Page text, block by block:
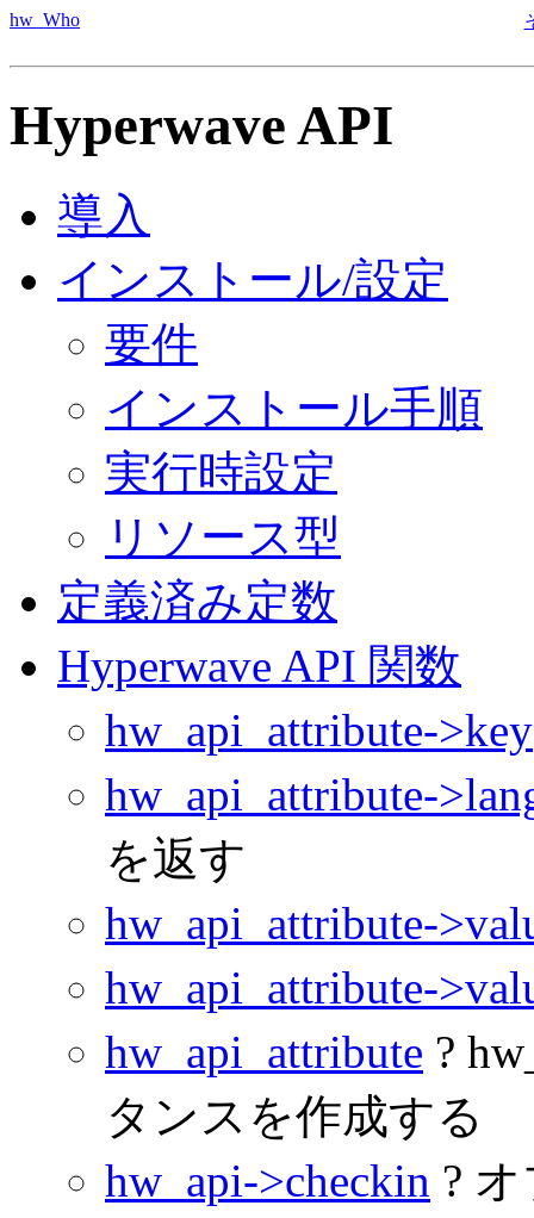
hw_Who
Hyperwave API
導入
インストール/設定
要件
インストール手順
実行時設定
リソース型
定義済み定数
Hyperwave API 関数
hw_api_attribute->key
hw_api_attribute-
を返す
hw_api_attribute-
hw_api_attribute-
hw_api_attribute ?
タンスを作成する
hw_api->checkin ?